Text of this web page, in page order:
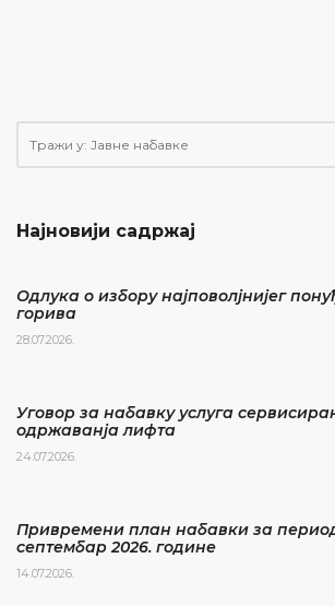
Најновији садржај
Одлука о избору најповолјнијег
горива
28.07.2026.
Уговор за набавку услуга
одржаванја лифта
24.07.2026.
Привремени план набавки за
септембар 2026. године
14.07.2026.